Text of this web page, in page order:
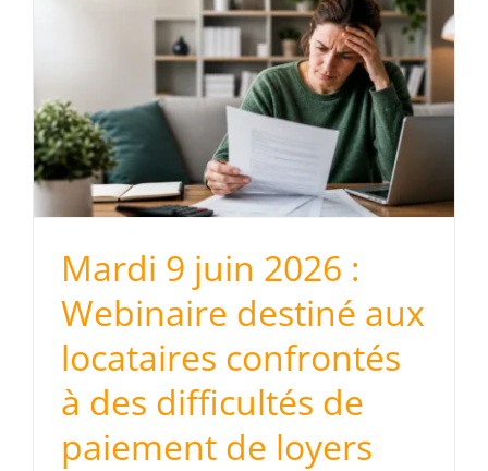
Mardi 9 juin 2026 :
Webinaire destiné aux
locataires confrontés
à des difficultés de
paiement de loyers